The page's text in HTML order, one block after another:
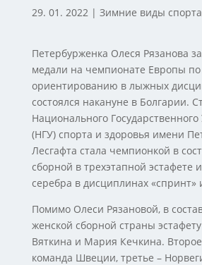
29. 01. 2022| Зимние виды спорта
Петербурженка Олеся Рязанова
медали на чемпионате Европы
ориентированию в лыжных
состоялся накануне в Болгарии.
Национального
(НГУ) спорта и здоровья имени
Лесгафта стала чемпионкой в
сборной в трехэтапной эстафете
серебра в дисциплинах «спринт»
Помимо Олеси Рязановой, в
женской сборной страны
Вяткина и Мария Кечкина.
команда Швеции, третье –